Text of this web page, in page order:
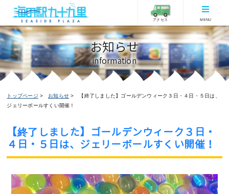
アクセス MENU
お知らせ
information
トップページ お知らせ
【終了しました】ゴールデンウィーク３日・４日・５日は、
ジェリーボールすくい開催！
【終了しました】ゴールデンウィーク３日・
４日・５日は、ジェリーボールすくい開催！